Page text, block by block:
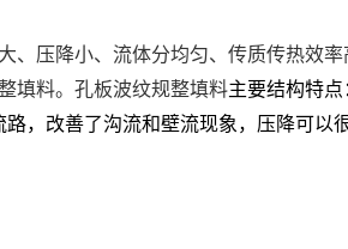
压降小、流体分均匀、传质传热效
填料。孔板波纹规整填料主要结构特
，改善了沟流和壁流现象，压降可以